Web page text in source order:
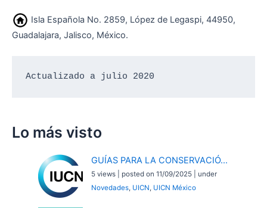
Isla Española No. 2859, López de Legaspi, 44950,
Guadalajara, Jalisco, México.
Actualizado a julio 2020
Lo más visto
GUÍAS PARA LA CONSERVACIÓ...
5 views posted on 11/09/2025
under
Novedades, UICN, UICN México